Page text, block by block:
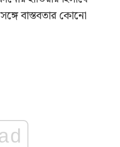
বাস্তবতার কোনো